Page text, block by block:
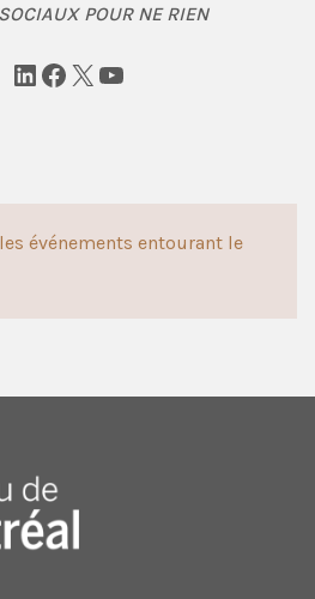
POUR NE RIEN
LinkedIn Facebook X YouTube
événements entourant le